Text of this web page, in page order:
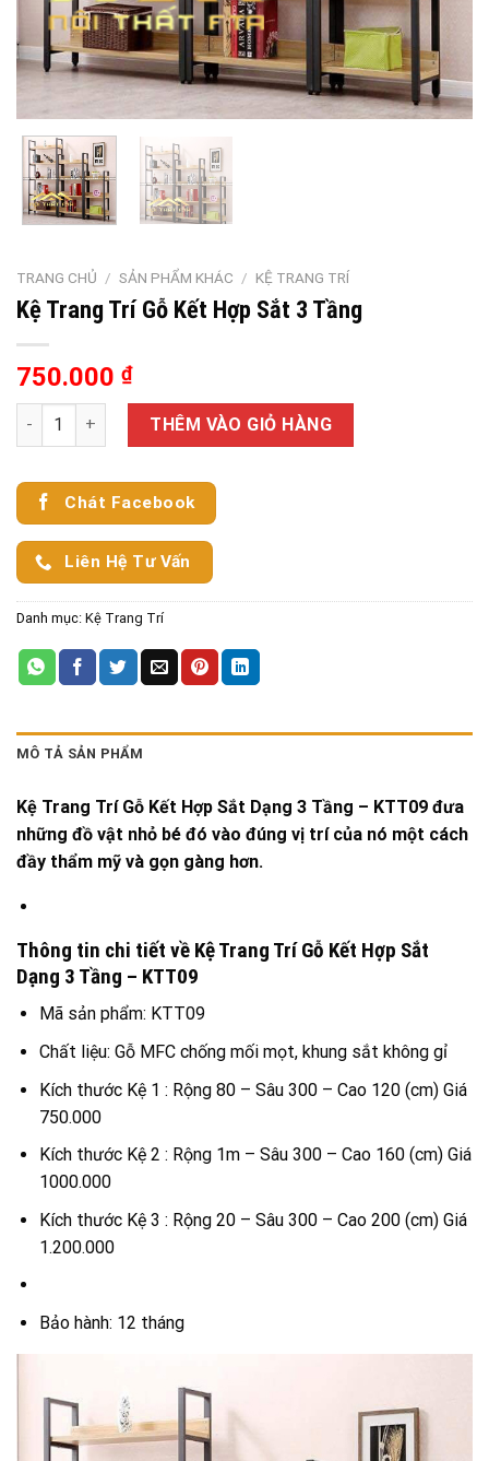
TRANG CHỦ / SẢN PHẨM KHÁC / KỆ TRANG TRÍ
Kệ Trang Trí Gỗ Kết Hợp Sắt 3 Tầng
750.000 ₫
Kệ Trang Trí Gỗ Kết Hợp Sắt 3 Tầng số lượng
THÊM VÀO GIỎ HÀNG
Chát Facebook
Liên Hệ Tư Vấn
Danh mục: Kệ Trang Trí
MÔ TẢ SẢN PHẨM
Kệ Trang Trí Gỗ Kết Hợp Sắt Dạng 3 Tầng – KTT09 đưa
những đồ vật nhỏ bé đó vào đúng vị trí của nó một cách
đầy thẩm mỹ và gọn gàng hơn.
Thông tin chi tiết về Kệ Trang Trí Gỗ Kết Hợp Sắt
Dạng 3 Tầng – KTT09
Mã sản phẩm: KTT09
Chất liệu: Gỗ MFC chống mối mọt, khung sắt không gỉ
Kích thước Kệ 1 : Rộng 80 – Sâu 300 – Cao 120 (cm) Giá
750.000
Kích thước Kệ 2 : Rộng 1m – Sâu 300 – Cao 160 (cm) Giá
1000.000
Kích thước Kệ 3 : Rộng 20 – Sâu 300 – Cao 200 (cm) Giá
1.200.000
Bảo hành: 12 tháng